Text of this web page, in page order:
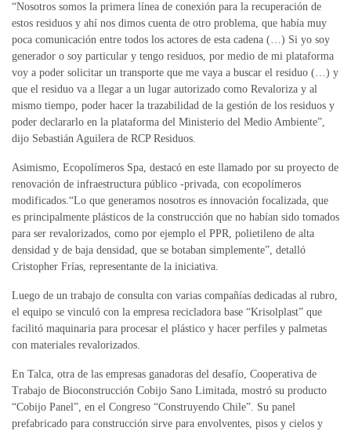
“Nosotros somos la primera línea de conexión para la recuperación de
estos residuos y ahí nos dimos cuenta de otro problema, que había muy
poca comunicación entre todos los actores de esta cadena (…) Si yo soy
generador o soy particular y tengo residuos, por medio de mi plataforma
voy a poder solicitar un transporte que me vaya a buscar el residuo (…) y
que el residuo va a llegar a un lugar autorizado como Revaloriza y al
mismo tiempo, poder hacer la trazabilidad de la gestión de los residuos y
poder declararlo en la plataforma del Ministerio del Medio Ambiente”,
dijo Sebastián Aguilera de RCP Residuos.
Asimismo, Ecopolímeros Spa, destacó en este llamado por su proyecto de
renovación de infraestructura público -privada, con ecopolímeros
modificados.“Lo que generamos nosotros es innovación focalizada, que
es principalmente plásticos de la construcción que no habían sido tomados
para ser revalorizados, como por ejemplo el PPR, polietileno de alta
densidad y de baja densidad, que se botaban simplemente”, detalló
Cristopher Frías, representante de la iniciativa.
Luego de un trabajo de consulta con varias compañías dedicadas al rubro,
el equipo se vinculó con la empresa recicladora base “Krisolplast” que
facilitó maquinaria para procesar el plástico y hacer perfiles y palmetas
con materiales revalorizados.
En Talca, otra de las empresas ganadoras del desafío, Cooperativa de
Trabajo de Bioconstrucción Cobijo Sano Limitada, mostró su producto
“Cobijo Panel”, en el Congreso “Construyendo Chile”. Su panel
prefabricado para construcción sirve para envolventes, pisos y cielos y